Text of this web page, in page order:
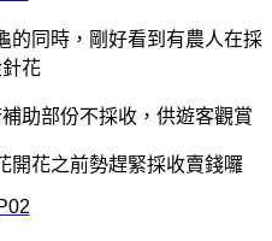
的同時，剛好看到有農人在採
花
助部份不採收，供遊客觀賞
開花之前勢趕緊採收賣錢囉